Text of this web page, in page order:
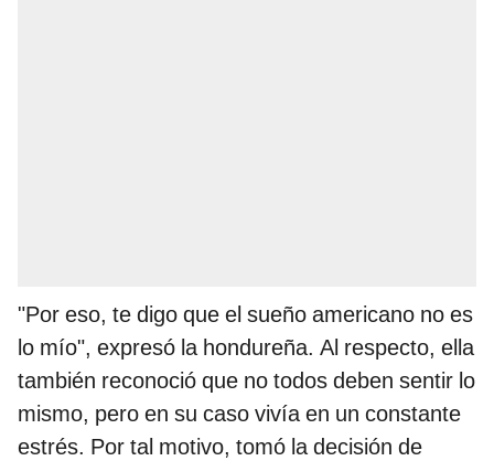
"Por eso, te digo que el sueño americano no es
lo mío", expresó la hondureña. Al respecto, ella
también reconoció que no todos deben sentir lo
mismo, pero en su caso vivía en un constante
estrés. Por tal motivo, tomó la decisión de